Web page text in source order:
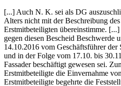
[...] Auch N. K. sei als DG
Alters nicht mit der Beschreibung
Erstmitbeteiligten übereinstimme.
gegen diesen Bescheid Beschwerde
14.10.2016 vom Geschäftsführer
und in der Folge vom 17.10. bis
Fassader beschäftigt gewesen sei.
Erstmitbeteiligte die Einvernahme
Erstmitbeteiligte begehrte die